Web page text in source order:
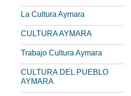
La Cultura Aymara
CULTURA AYMARA
Trabajo Cultura Aymara
CULTURA DEL PUEBLO
AYMARA